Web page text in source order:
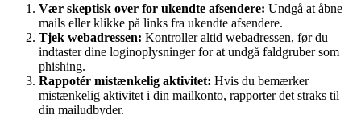
Vær skeptisk over for ukendte afsendere: Undgå at åbne
mails eller klikke på links fra ukendte afsendere.
Tjek webadressen: Kontroller altid webadressen, før du
indtaster dine loginoplysninger for at undgå faldgruber som
phishing.
Rappotér mistænkelig aktivitet: Hvis du bemærker
mistænkelig aktivitet i din mailkonto, rapporter det straks til
din mailudbyder.